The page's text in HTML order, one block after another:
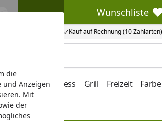
die
und Anzeigen
Mit
der
Kauf auf Rechnung (10 Zahlarten)
Wunschliste
Wunschliste
Vordach Wellness Grill Freizeit Farbe